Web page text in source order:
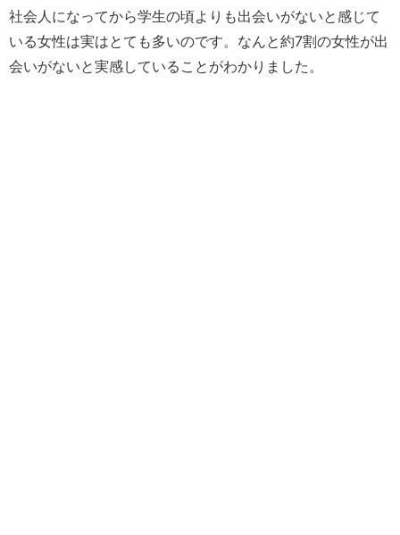
社会人になってから学生の頃よりも出会いがないと感じて
いる女性は実はとても多いのです。なんと約7割の女性が出
会いがないと実感していることがわかりました。